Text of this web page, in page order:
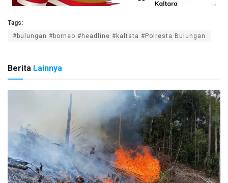
Tags:
#bulungan #borneo #headline #kaltata #Polresta Bulungan
Berita Lainnya